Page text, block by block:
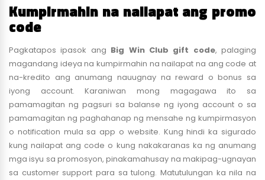
Kumpirmahin na nailapat ang promo
code
Pagkatapos ipasok ang Big Win Club gift code, palaging
magandang ideya na kumpirmahin na nailapat na ang code at
na-kredito ang anumang nauugnay na reward o bonus sa
iyong account. Karaniwan mong magagawa ito sa
pamamagitan ng pagsuri sa balanse ng iyong account o sa
pamamagitan ng paghahanap ng mensahe ng kumpirmasyon
o notification mula sa app o website. Kung hindi ka sigurado
kung nailapat ang code o kung nakakaranas ka ng anumang
mga isyu sa promosyon, pinakamahusay na makipag-ugnayan
sa customer support para sa tulong. Matutulungan ka nila na